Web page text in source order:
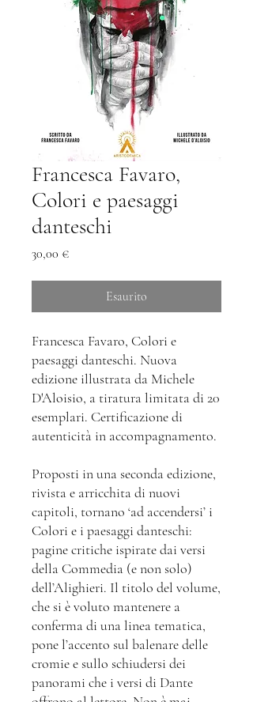
Francesca Favaro,
Colori e paesaggi
danteschi
30,00 €Prezzo
Esaurito
Francesca Favaro, Colori e
paesaggi danteschi. Nuova
edizione illustrata da Michele
D'Aloisio, a tiratura limitata di 20
esemplari. Certificazione di
autenticità in accompagnamento.
Proposti in una seconda edizione,
rivista e arricchita di nuovi
capitoli, tornano ‘ad accendersi’ i
Colori e i paesaggi danteschi:
pagine critiche ispirate dai versi
della Commedia (e non solo)
dell’Alighieri. Il titolo del volume,
che si è voluto mantenere a
conferma di una linea tematica,
pone l’accento sul balenare delle
cromie e sullo schiudersi dei
panorami che i versi di Dante